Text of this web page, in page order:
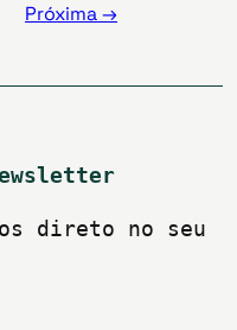
Próxima →
direto no seu